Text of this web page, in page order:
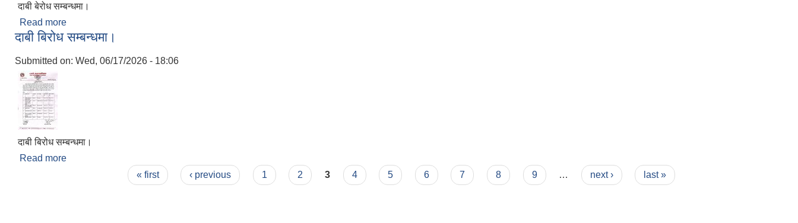
दाबी बेरोध सम्बन्धमा।
Read more
दाबी बिरोध सम्बन्धमा।
Submitted on: Wed, 06/17/2026 - 18:06
दाबी बिरोध सम्बन्धमा।
Read more
« first ‹ previous 1 2 3 4 5 6 7 8 9 … next › last »